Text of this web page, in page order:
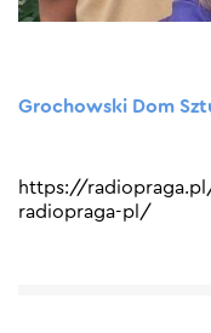
Grochowski Dom
https://
radiopraga-pl/